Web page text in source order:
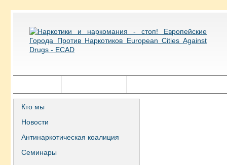
Кто мы
Новости
Антинаркотическая коалиция
Семинары